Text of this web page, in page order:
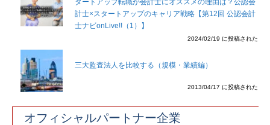
タートアップ転職が会計士にオススメの理由は？公認会
計士×スタートアップのキャリア戦略【第12回 公認会計
士ナビonLive!!（1）】
2024/02/19 に投稿された
三大監査法人を比較する（規模・業績編）
2013/04/17 に投稿された
オフィシャルパートナー企業